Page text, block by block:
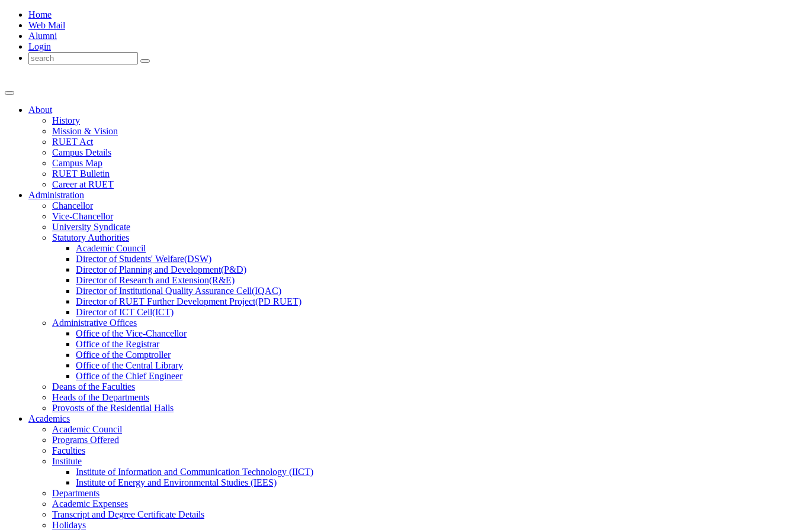
Home
Web Mail
Alumni
Login
About
History
Mission & Vision
RUET Act
Campus Details
Campus Map
RUET Bulletin
Careerat RUET
Administration
Chancellor
Vice-Chancellor
University Syndicate
Statutory Authorities
Academic Council
DirectorofStudents' Welfare(DSW)
DirectorofPlanning and Development(P&D)
DirectorofResearch and Extension(R&E)
DirectorofInstitutional Quality Assurance Cell(IQAC)
DirectorofRUET Further Development Project(PD RUET)
DirectorofICT Cell(ICT)
Administrative Offices
Office ofthe Vice-Chancellor
Office ofthe Registrar
Office ofthe Comptroller
Office ofthe Central Library
Office ofthe Chief Engineer
Deans ofthe Faculties
Heads ofthe Departments
Provosts ofthe Residential Halls
Academics
Academic Council
Programs Offered
Faculties
Institute
Institute of Information and Communication Technology (IICT)
Institute of Energy and Environmental Studies (IEES)
Departments
Academic Expenses
Transcript and Degree Certificate Details
Holidays